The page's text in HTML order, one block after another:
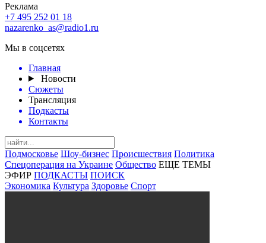
Реклама
+7 495 252 01 18
nazarenko_as@radio1.ru
Мы в соцсетях
Главная
Новости
Сюжеты
Трансляция
Подкасты
Контакты
Подмосковье Шоу-бизнес Происшествия Политика
Спецоперация на Украине Общество ЕЩЕ ТЕМЫ
ЭФИР ПОДКАСТЫ ПОИСК
Экономика Культура Здоровье Спорт